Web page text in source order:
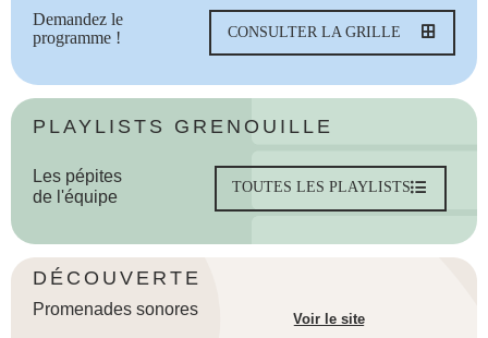
Demandez le
programme !
CONSULTER LA GRILLE
PLAYLISTS GRENOUILLE
Les pépites
de l'équipe
TOUTES LES PLAYLISTS
DÉCOUVERTE
Promenades sonores
Voir le site